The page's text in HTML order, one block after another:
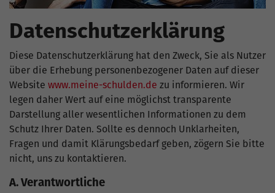
Datenschutzerklärung
Diese Datenschutzerklärung hat den Zweck, Sie als Nutzer
über die Erhebung personenbezogener Daten auf dieser
Website www.meine-schulden.de zu informieren. Wir
legen daher Wert auf eine möglichst transparente
Darstellung aller wesentlichen Informationen zu dem
Schutz Ihrer Daten. Sollte es dennoch Unklarheiten,
Fragen und damit Klärungsbedarf geben, zögern Sie bitte
nicht, uns zu kontaktieren.
A. Verantwortliche